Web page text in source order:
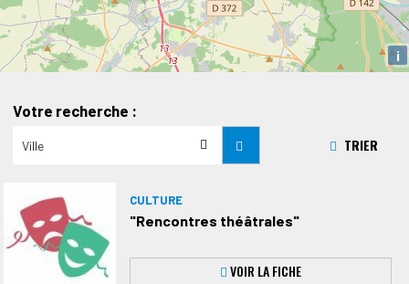
Votre recherche :
TRIER
CULTURE
"Rencontres théâtrales"
VOIR LA FICHE
i